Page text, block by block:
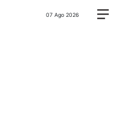
07 Ago 2026